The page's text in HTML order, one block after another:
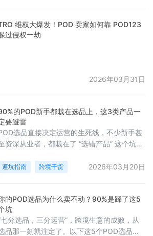
维权大爆发！POD 卖家如何靠 POD123
过侵权一劫
2026年03月31日
的POD新手都栽在选品上，这3类产品一
要避雷
选品直接决定运营的生死线，不少新手甚
资深从业者，都栽在了 “选错产品” 这个坑
产品，帮你避开选品陷阱，少走冤枉路。
避坑指南 跨境干货 2026年03月20日
的POD选品为什么卖不动？90%是踩了这5
坑
七分选品，三分运营”，跨境生意的成败，从
品那一刻就注定了。以下这5个POD选品细